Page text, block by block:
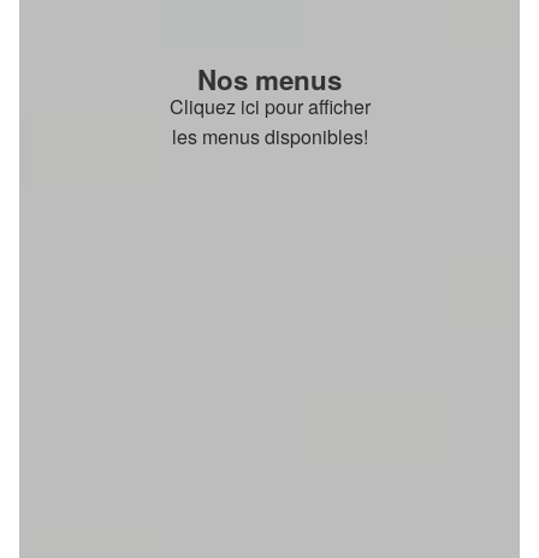
Nos menus
Cliquez ici pour afficher
les menus disponibles!